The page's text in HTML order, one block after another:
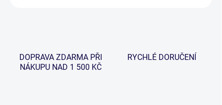
DOPRAVA ZDARMA PŘI
NÁKUPU NAD 1 500 KČ
RYCHLÉ DORUČENÍ